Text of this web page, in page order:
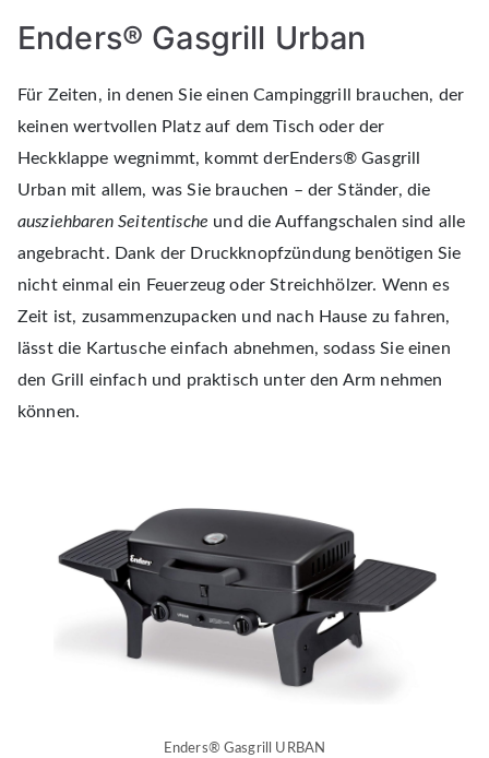
Enders® Gasgrill Urban
Für Zeiten, in denen Sie einen Campinggrill brauchen, der
keinen wertvollen Platz auf dem Tisch oder der
Heckklappe wegnimmt, kommt derEnders® Gasgrill
Urban mit allem, was Sie brauchen – der Ständer, die
ausziehbaren Seitentische und die Auffangschalen sind alle
angebracht. Dank der Druckknopfzündung benötigen Sie
nicht einmal ein Feuerzeug oder Streichhölzer. Wenn es
Zeit ist, zusammenzupacken und nach Hause zu fahren,
lässt die Kartusche einfach abnehmen, sodass Sie einen
den Grill einfach und praktisch unter den Arm nehmen
können.
Enders® Gasgrill URBAN